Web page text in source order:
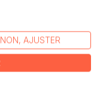
faire le point. Il
attraits de la cité
les
NON, AJUSTER